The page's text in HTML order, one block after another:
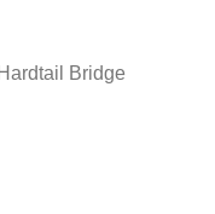
Bridge